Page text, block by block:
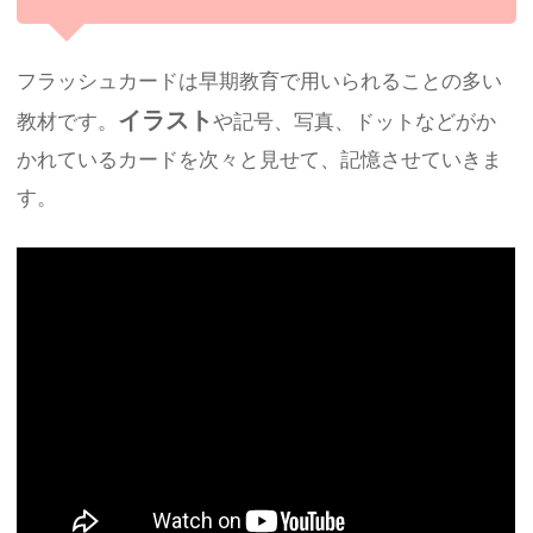
フラッシュカードは早期教育で用いられることの多い
教材です。 イラストや記号、写真、ドットなどがか
かれているカードを次々と見せて、記憶させていきま
す。